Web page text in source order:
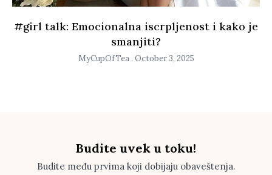
#girl talk: Emocionalna iscrpljenost i kako je
smanjiti?
MyCupOfTea October 3, 2025
Budite uvek u toku!
Budite među prvima koji dobijaju obaveštenja.